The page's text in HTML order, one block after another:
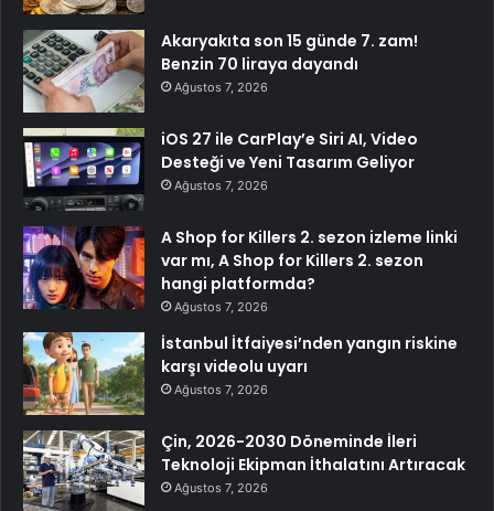
Akaryakıta son 15 günde 7. zam!
Benzin 70 liraya dayandı
Ağustos 7, 2026
iOS 27 ile CarPlay’e Siri AI, Video
Desteği ve Yeni Tasarım Geliyor
Ağustos 7, 2026
A Shop for Killers 2. sezon izleme linki
var mı, A Shop for Killers 2. sezon
hangi platformda?
Ağustos 7, 2026
İstanbul İtfaiyesi’nden yangın riskine
karşı videolu uyarı
Ağustos 7, 2026
Çin, 2026-2030 Döneminde İleri
Teknoloji Ekipman İthalatını Artıracak
Ağustos 7, 2026